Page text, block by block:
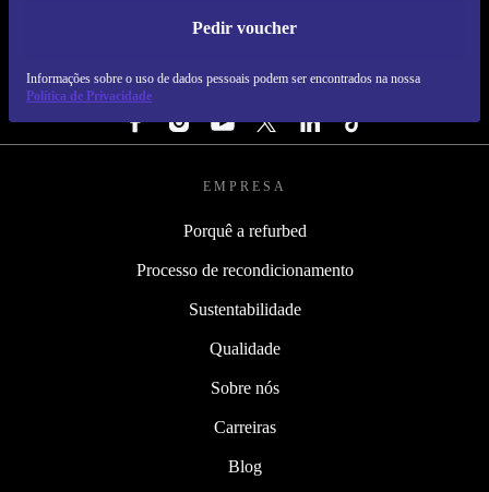
Pedir voucher
Informações sobre o uso de dados pessoais podem ser encontrados na nossa
Política de Privacidade
REFURBED PORTUGAL - RETHINK NEW.
SEGUE-NOS
EMPRESA
Porquê a refurbed
Processo de recondicionamento
Sustentabilidade
Qualidade
Sobre nós
Carreiras
Blog